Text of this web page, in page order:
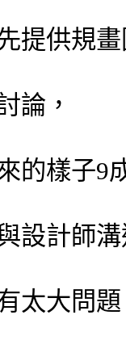
提供規
論，
的樣子9
設計師
太大問題